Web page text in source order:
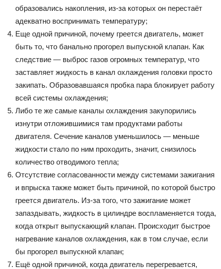
образовались накопления, из-за которых он перестаёт
адекватно воспринимать температуру;
Еще одной причиной, почему греется двигатель, может
быть то, что банально прогорел выпускной клапан. Как
следствие — выброс газов огромных температур, что
заставляет жидкость в канал охлаждения головки просто
закипать. Образовавшаяся пробка пара блокирует работу
всей системы охлаждения;
Либо те же самые каналы охлаждения закупорились
изнутри отложившимися там продуктами работы
двигателя. Сечение каналов уменьшилось — меньше
жидкости стало по ним проходить, значит, снизилось
количество отводимого тепла;
Отсутствие согласованности между системами зажигания
и впрыска также может быть причиной, по которой быстро
греется двигатель. Из-за того, что зажигание может
запаздывать, жидкость в цилиндре воспламеняется тогда,
когда открыт выпускающий клапан. Происходит быстрое
нагревание каналов охлаждения, как в том случае, если
бы прогорел выпускной клапан;
Ещё одной причиной, когда двигатель перегревается,